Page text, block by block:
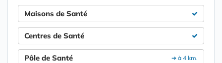
Maisons de Santé
Centres de Santé
➔ à 4 km.
Pôle de Santé